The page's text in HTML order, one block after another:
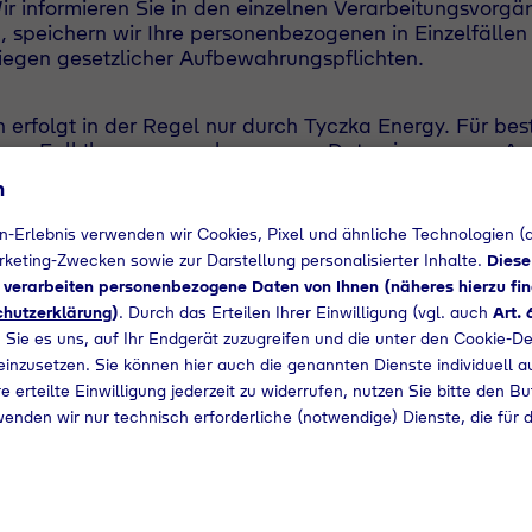
Sie in den einzelnen
wir Ihre personenbezogenen in
gesetzlicher Aufbewahrungspflichten.
in der Regel nur durch Tyczka Energy. Für
Fall Ihre personenbezogenen Daten in unserem
und mittels Auftragsverarbeitungsvertrag
Daten an Dritte weiter, wenn dies der
dann z.B. Strafverfolgungsbehörden,
unseres
interessieren, besteht für Sie die Möglichkeit, uns
persönlichen Zugang zu unserem Bewerberportal.
bzw. vollständiger Unterlagen erforderlich.
Gehaltsvorstellung und frühester
Bewerberportal, eine Benutzerkennung und ein
Passwort zu ersetzen. Dieser Zugang ist nur
Erlebnis verwenden wir Cookies, Pixel und ähnliche Technologien
Zwecken sowie zur Darstellung personalisierter Inhalte.
personenbezogene Daten von Ihnen (näheres hierzu
). Durch das Erteilen Ihrer Einwilligung (vgl. auch Art.
es uns, auf Ihr Endgerät zuzugreifen und die unter den Cookie-
Sie können hier auch die genannten Dienste individuell
erteilte Einwilligung jederzeit zu widerrufen, nutzen Sie bitte den
wir nur technisch erforderliche (notwendige) Dienste, die für